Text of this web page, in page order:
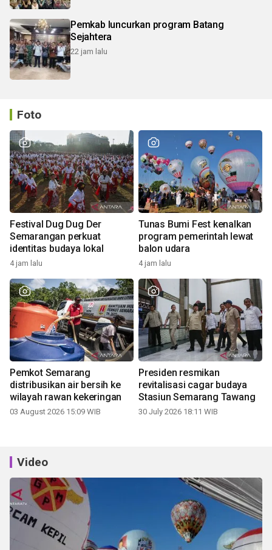
Pemkab luncurkan program Batang
Sejahtera
22 jam lalu
Foto
Festival Dug Dug Der
Semarangan perkuat
identitas budaya lokal
4 jam lalu
Tunas Bumi Fest kenalkan
program pemerintah lewat
balon udara
4 jam lalu
Pemkot Semarang
distribusikan air bersih ke
wilayah rawan kekeringan
03 August 2026 15:09 WIB
Presiden resmikan
revitalisasi cagar budaya
Stasiun Semarang Tawang
30 July 2026 18:11 WIB
Video